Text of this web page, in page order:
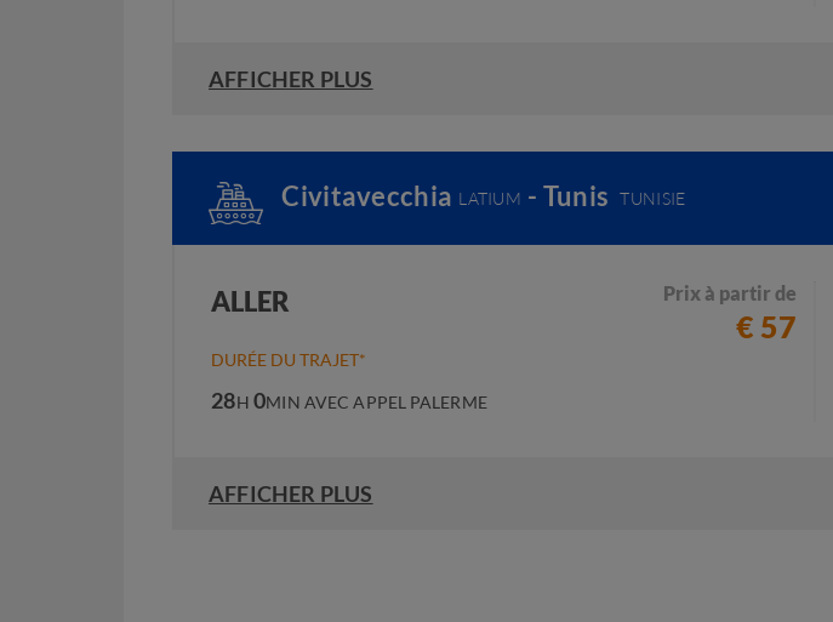
AFFICHER PLUS
Civitavecchia LATIUM - Tunis TUNISIE
ALLER Prix à partir de
€ 57
DURÉE DU TRAJET*
28H 0MIN AVEC APPEL PALERME
AFFICHER PLUS